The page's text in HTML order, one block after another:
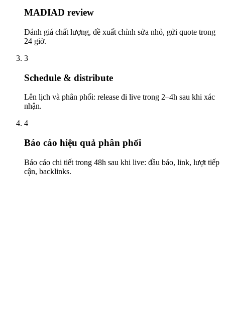
MADIAD review
Đánh giá chất lượng, đề xuất chỉnh sửa nhỏ, gửi quote trong
24 giờ.
3
Schedule & distribute
Lên lịch và phân phối: release đi live trong 2–4h sau khi xác
nhận.
4
Báo cáo hiệu quả phân phối
Báo cáo chi tiết trong 48h sau khi live: đầu báo, link, lượt tiếp
cận, backlinks.